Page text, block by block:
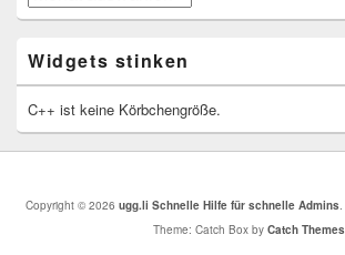
Widgets stinken
C++ ist keine Körbchengröße.
Copyright © 2026 ugg.li Schnelle Hilfe für schnelle Admins
Theme: Catch Box by Catch Themes